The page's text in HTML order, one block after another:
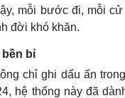
mỗi bước đi, mỗi
đời khó khăn.
bỉ
chỉ ghi dấu ấn
hệ thống này đã